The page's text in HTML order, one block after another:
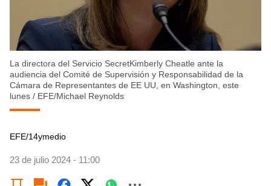
La directora del Servicio SecretKimberly Cheatle ante la
audiencia del Comité de Supervisión y Responsabilidad de la
Cámara de Representantes de EE UU, en Washington, este
lunes / EFE/Michael Reynolds
EFE/14ymedio
23 de julio 2024 - 11:00